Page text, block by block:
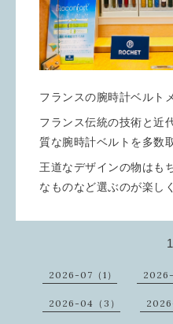
フランスの腕時計ベルト
フランス伝統の技術と近
質な腕時計ベルトを多数
王道なデザインの物はも
なものなど選ぶのが楽し
1
2026-07（1） 2026-
2026-04（3）